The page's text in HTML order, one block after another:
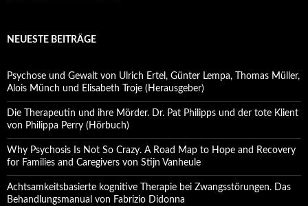
NEUESTE BEITRÄGE
Psychose und Gewalt von Ulrich Ertel, Günter Lempa, Thomas Müller,
Alois Münch und Elisabeth Troje (Herausgeber)
Die Therapeutin und ihre Mörder. Dr. Pat Philipps und der tote Klient
von Philippa Perry (Hörbuch)
Why Psychosis Is Not So Crazy. A Road Map to Hope and Recovery
for Families and Caregivers von Stijn Vanheule
Achtsamkeitsbasierte kognitive Therapie bei Zwangsstörungen. Das
Behandlungsmanual von Fabrizio Didonna